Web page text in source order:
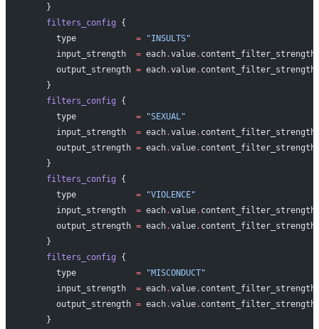
    }
    filters_config
{
      type
            =
"INSULTS"
      input_strength
  =
each.value. content_filter_strength
      output_strength
= each.value. content_filter_strength
    }
    filters_config
{
      type
            =
"SEXUAL"
      input_strength
  =
each.value. content_filter_strength
      output_strength
= each.value. content_filter_strength
    }
    filters_config
{
      type
            =
"VIOLENCE"
      input_strength
  =
each.value. content_filter_strength
      output_strength
= each.value. content_filter_strength
    }
    filters_config
{
      type
            =
"MISCONDUCT"
      input_strength
  =
each.value. content_filter_strength
      output_strength
= each.value. content_filter_strength
    }